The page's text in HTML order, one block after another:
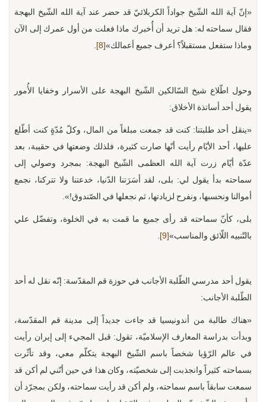
«إنّ آية الله الشّيخ جواداً الكربلائيّ قد حضر عند آية الله الشّيخ البهجة
فقال سماحته له: هل تريد أن أُخبرك ماذا فعلت من أول عمرك إلى الآن
وماذا ستفعل مستقبلاً؟ أعرف جميع أعمالك»[8]
.
وحول اطّلاع شيخ السّالكين الشّيخ البهجة على الأسرار وخفايا الأُمور
يقول أحد أساتذة الأخلاق:
«ينقل أحد طلبتنا: كنت قد جمعت مبلغاً من المال، وكلّ مُدّةٍ كنت أطّلع
عليها، أحد الأيّام رأيت أنّها صارت كثيرة، فلذلك وضعتها في حقيبة، بعد
عدّة أيّام زرت آية الله العظمى الشّيخ البهجة: بمجرد وصولي إلى
سماحته بدأ يقول لي: بلى، لقد أسَرَتنا الدّنيا، خدعتنا ولا تتركنا، نجمع
أموالنا ونحسبها، ونفرح لزيادتها، ثم نجعلها في الصّندوق!».
بلى، كأنّ سماحته قد رأى جميع ما قمت به في الخلوة، وتفضّل علي
بالتّنبيه اللّائق والمناسب»[9]
.
يقول أحد مدرسي الطّلبة الأجانب في حوزة قم المقدّسة: إنّه نقل له أحد
الطّلبة الأجانب:
«هناك طالبة من أندونيسيا قد جاءت جديداً إلى مدينة قم المقدّسة،
وبدأت بدراسة المعارف الإسلاميّة، تقول: قبل المجيء إلى إيران رأيت
في عالم الرّؤيا شخصاً باسم الشّيخ البهجة يتكلّم معي، وقد تأثّرت
بسماحته كثيراً وانجذبت إلى شخصيّته، وكان هذا في حين أنّني لم أكن قد
سمعت سابقاً باسم سماحته، ولم أكن قد رأيت سماحته، ولكن بمجرّد أن